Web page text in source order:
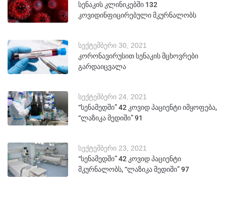
სენაკის კლინიკებში 132
კოვიდინფიცირებული მკურნალობს
სექტემბერი 30, 2021
კორონავირუსით სენაკის მცხოვრები
გარდაიცვალა
სექტემბერი 24, 2021
“სენამედში” 42 კოვიდ პაციენტი იმყოფება,
“ლაზიკა მედიში” 91
სექტემბერი 23, 2021
“სენამედში” 42 კოვიდ პაციენტი
მკურნალობს, “ლაზიკა მედიში” 97